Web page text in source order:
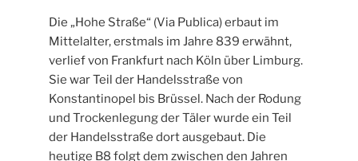
Die „Hohe Straße“ (Via Publica) erbaut im
Mittelalter, erstmals im Jahre 839 erwähnt,
verlief von Frankfurt nach Köln über Limburg.
Sie war Teil der Handelsstraße von
Konstantinopel bis Brüssel. Nach der Rodung
und Trockenlegung der Täler wurde ein Teil
der Handelsstraße dort ausgebaut. Die
heutige B8 folgt dem zwischen den Jahren